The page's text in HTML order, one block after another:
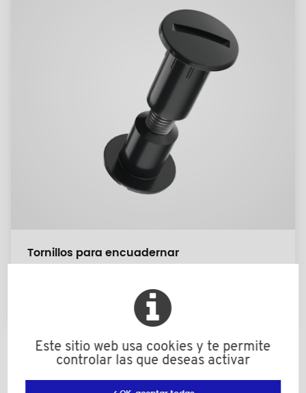
Tornillos para encuadernar
Este sitio web usa cookies y te permite
controlar las que deseas activar